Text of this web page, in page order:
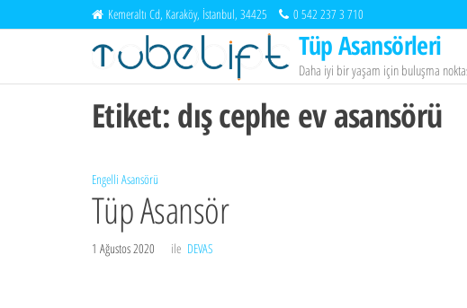
atla
Kemeraltı Cd, Karaköy, İstanbul, 34425 0 542 237 3 710
Tüp Asansörleri
Daha iyi bir yaşam için buluşma
Etiket: dış cephe ev asansörü
Engelli Asansörü
Tüp Asansör
1 Ağustos 2020 ile DEVAS